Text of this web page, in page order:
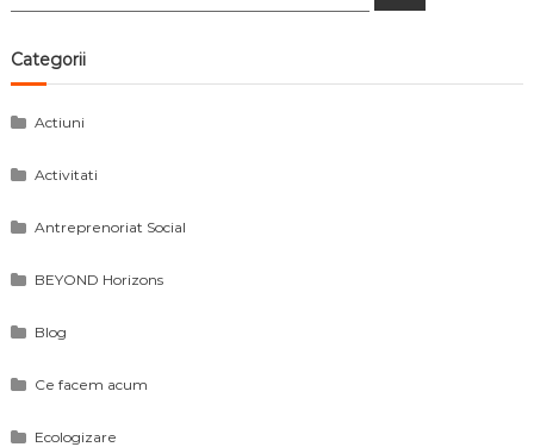
Categorii
Actiuni
Activitati
Antreprenoriat Social
BEYOND Horizons
Blog
Ce facem acum
Ecologizare